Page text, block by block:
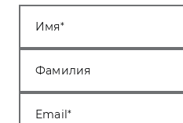
Имя
Фамилия
Email